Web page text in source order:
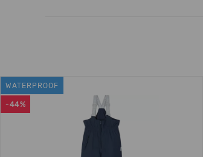
-44%
WATERPROOF